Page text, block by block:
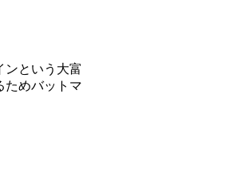
ンという大富
ためバットマ